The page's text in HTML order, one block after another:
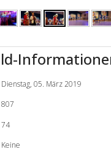
Dienstag, 05. März 2019
807
74
Keine